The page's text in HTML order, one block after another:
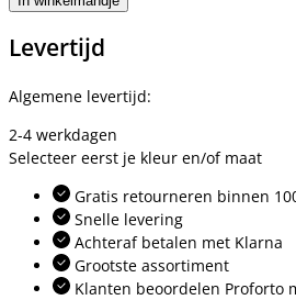
Levertijd
Algemene levertijd:
2-4 werkdagen
Selecteer eerst je kleur en/of maat
Gratis retourneren binnen
Snelle levering
Achteraf betalen met Klarna
Grootste assortiment
Klanten beoordelen Proforto